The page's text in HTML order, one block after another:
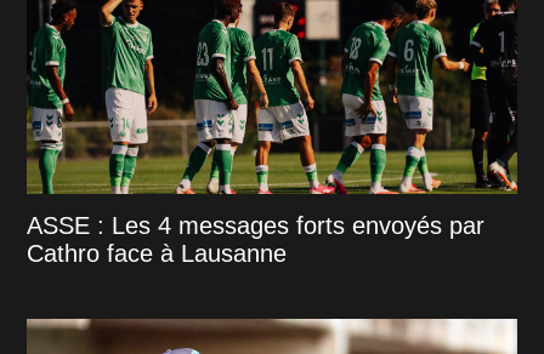
ASSE : Les 4 messages forts envoyés par
Cathro face à Lausanne